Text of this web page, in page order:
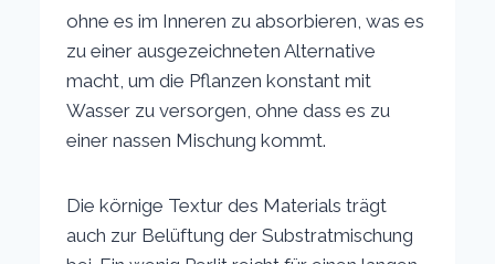
ohne es im Inneren zu absorbieren, was es
zu einer ausgezeichneten Alternative
macht, um die Pflanzen konstant mit
Wasser zu versorgen, ohne dass es zu
einer nassen Mischung kommt.
Die körnige Textur des Materials trägt
auch zur Belüftung der Substratmischung